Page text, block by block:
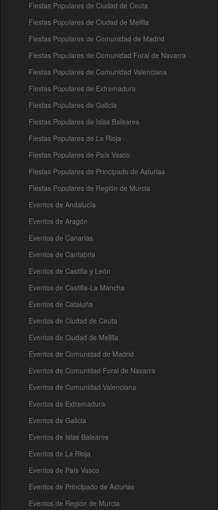
Fiestas Populares de Ciudad de Ceuta
Fiestas Populares de Ciudad de Melilla
Fiestas Populares de Comunidad de Madrid
Fiestas Populares de Comunidad Foral de Navarra
Fiestas Populares de Comunidad Valenciana
Fiestas Populares de Extremadura
Fiestas Populares de Galicia
Fiestas Populares de Islas Baleares
Fiestas Populares de La Rioja
Fiestas Populares de País Vasco
Fiestas Populares de Principado de Asturias
Fiestas Populares de Región de Murcia
Eventos de Andalucía
Eventos de Aragón
Eventos de Canarias
Eventos de Cantabria
Eventos de Castilla y León
Eventos de Castilla-La Mancha
Eventos de Cataluña
Eventos de Ciudad de Ceuta
Eventos de Ciudad de Melilla
Eventos de Comunidad de Madrid
Eventos de Comunidad Foral de Navarra
Eventos de Comunidad Valenciana
Eventos de Extremadura
Eventos de Galicia
Eventos de Islas Baleares
Eventos de La Rioja
Eventos de País Vasco
Eventos de Principado de Asturias
Eventos de Región de Murcia